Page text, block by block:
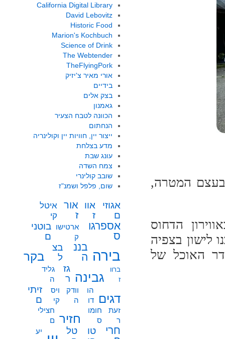
המטרה,
הדחוס
לישון בצפיה
האוכל של
California Digital Library
David Lebovitz
Historic Food
Marion's Kochbuch
Science of Drink
The Webtender
TheFlyingPork
אורי מאיר צ'יזיק
בידיים
בצק אלים
גאמנון
הכוונה לטבח הצעיר
הנחתום
ייצור יין, חוויות יין וקולינריה
מדע בצלחת
עונג שבת
צמח השדה
שובב קולינרי
שום, פלפל ושמנ"ז
אגוזי
ם
אוו
ז
אור
ז
איטל
קי
אספרגו
ס
ארטישו
ק
בוטני
ם
בירה
בננ
ה
בצ
ל
בקר
ברוו
ז
גבינה
גז
ר
גליד
ה
דגים
הו
דו
וודק
ה
ויס
קי
זיתי
ם
זעת
ר
חומו
ס
חזיר
חצילי
ם
חרי
טו
טל
יע